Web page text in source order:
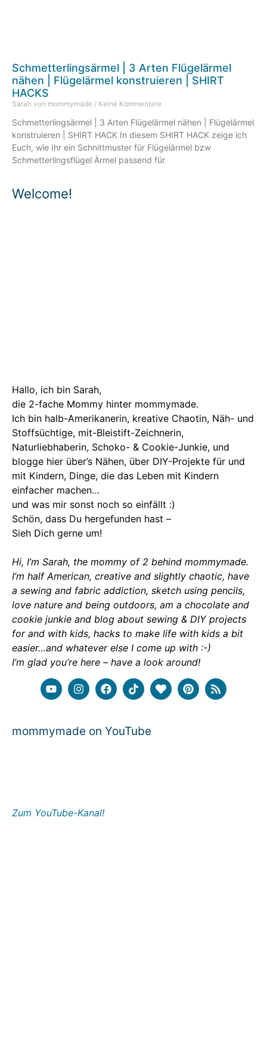
Welcome!
Hallo, ich bin Sarah,
die 2-fache Mommy hinter mommymade.
Ich bin halb-Amerikanerin, kreative Chaotin, Näh- und
Stoffsüchtige, mit-Bleistift-Zeichnerin,
Naturliebhaberin, Schoko- & Cookie-Junkie, und
blogge hier über’s Nähen, über DIY-Projekte für und
mit Kindern, Dinge, die das Leben mit Kindern
einfacher machen…
und was mir sonst noch so einfällt :)
Schön, dass Du hergefunden hast –
Sieh Dich gerne um!
Hi, I’m Sarah, the mommy of 2 behind mommymade.
I’m half American, creative and slightly chaotic, have
a sewing and fabric addiction, sketch using pencils,
love nature and being outdoors, am a chocolate and
cookie junkie and blog about sewing & DIY projects
for and with kids, hacks to make life with kids a bit
easier…and whatever else I come up with :-)
I’m glad you’re here – have a look around!
mommymade on YouTube
Zum YouTube-Kanal!
Schmetterlingsärmel | 3 Arten Flügelärmel
nähen | Flügelärmel konstruieren | SHIRT
HACKS
Sarah von mommymade Keine Kommentare
Schmetterlingsärmel | 3 Arten Flügelärmel nähen | Flügelärmel
konstruieren | SHIRT HACK In diesem SHIRT HACK zeige ich
Euch, wie Ihr ein Schnittmuster für Flügelärmel bzw
Schmetterlingsflügel Ärmel passend für